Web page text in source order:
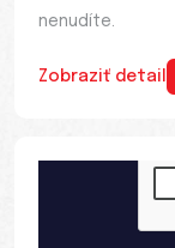
nenudíte.
Zobraziť detail